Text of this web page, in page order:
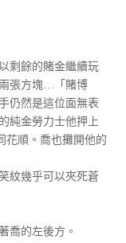
剩餘的賭金繼續玩
張方塊…「賭博
仍然是這位面無表
純金勞力士他押上
花順。喬也攤開他的
紋幾乎可以夾死蒼
喬的左後方。